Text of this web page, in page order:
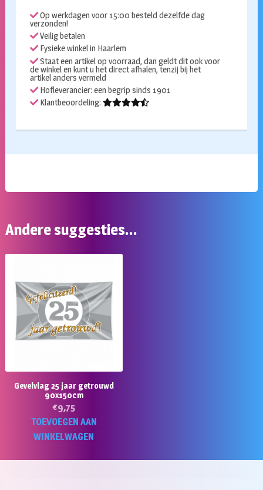
Op werkdagen voor 15:00 besteld dezelfde dag
verzonden!
Veilig betalen
Fysieke winkel in Haarlem
Staat een artikel op voorraad, dan geldt dit ook voor
de winkel en kunt u het direct afhalen, tenzij bij het
artikel anders vermeld
Hofleverancier: een begrip sinds 1901
Klantbeoordeling:
Andere suggesties…
Gevelvlag 25 jaar getrouwd
90x150cm
€9,75
TOEVOEGEN AAN
WINKELWAGEN